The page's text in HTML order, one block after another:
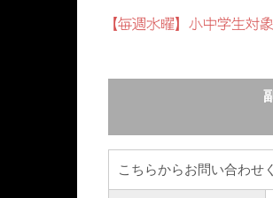
【毎週水曜】小中学生対